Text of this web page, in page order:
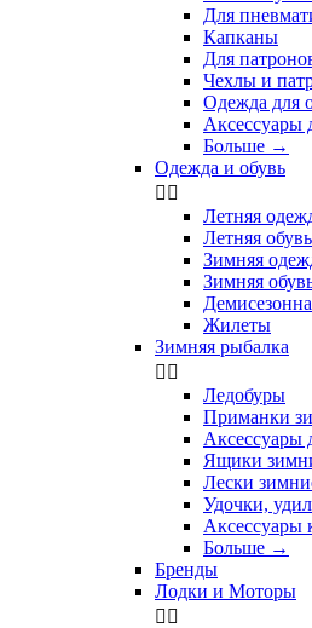
Для
Капканы
Для
Чехлы и
Одежда для
Аксессуары
Больше →
Одежда и обувь
 
Летняя
Летняя обувь
Зимняя
Зимняя
Жилеты
Зимняя рыбалка
 
Ледобуры
Приманки
Аксессуары
Ящики
Лески
Удочки,
Аксессуары
Больше →
Бренды
Лодки и Моторы
 